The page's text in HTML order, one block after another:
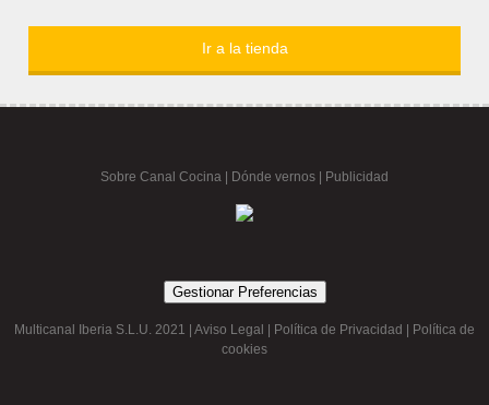
Ir a la tienda
Sobre Canal Cocina Dónde vernos | Publicidad
Gestionar Preferencias
Multicanal Iberia S.L.U. 2021 | Aviso Legal Política de Privacidad
Política de
cookies